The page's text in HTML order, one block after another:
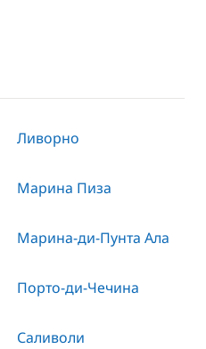
Ливорно
Марина Пиза
Марина-ди-Пунта Ала
Порто-ди-Чечина
Саливоли